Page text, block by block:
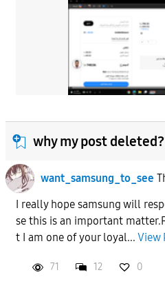
why my post
want_samsung_to_see
​I really hope samsung will
se this is an important
t I am one of your loyal... View
71 12 0